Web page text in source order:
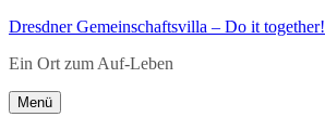
Zum
springen
Dresdner Gemeinschaftsvilla – Do it together!
Ein Ort zum Auf-Leben
Menü